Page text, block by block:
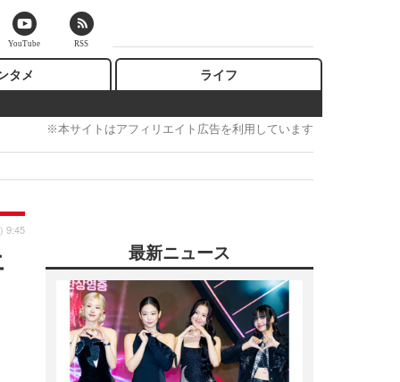
タメ ライフ
※本サイトはアフィリエイト広告を利用しています
9:45
最新ニュース
YouTube RSS